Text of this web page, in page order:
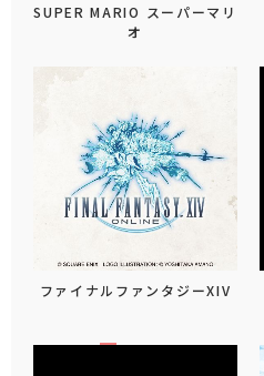
SUPER MARIO スーパーマリ
オ
ファイナルファンタジーXIV